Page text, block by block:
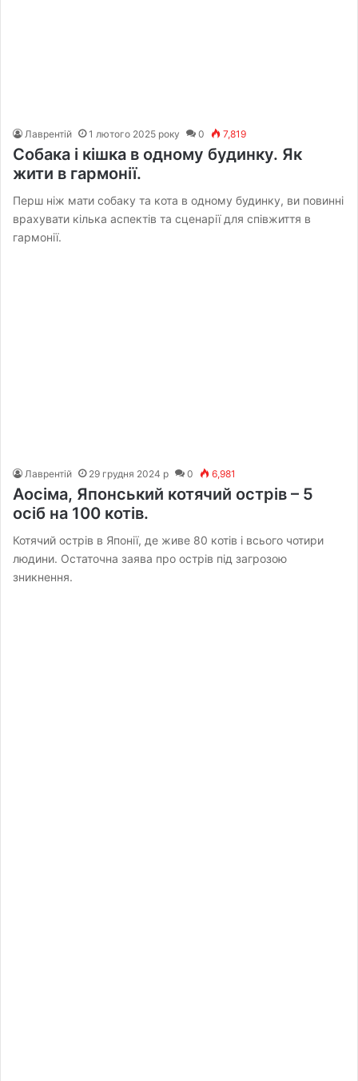
Лаврентій 1 лютого 2025 року 0 7,819
Собака і кішка в одному будинку. Як
жити в гармонії.
Перш ніж мати собаку та кота в одному будинку, ви повинні
врахувати кілька аспектів та сценарії для співжиття в
гармонії.
Лаврентій 29 грудня 2024 р 0 6,981
Аосіма, Японський котячий острів – 5
осіб на 100 котів.
Котячий острів в Японії, де живе 80 котів і всього чотири
людини. Остаточна заява про острів під загрозою
зникнення.